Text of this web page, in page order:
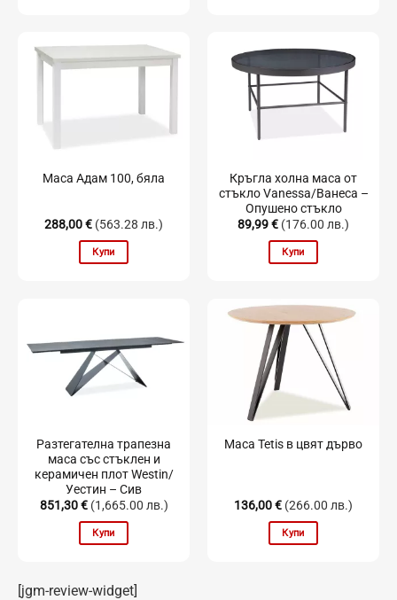
Маса Адам 100, бяла
288,00€ (563.28 лв.)
Купи
Кръгла холна маса от
стъкло Vanessa/Ванеса –
Опушено стъкло
89,99€ (176.00 лв.)
Купи
Разтегателна трапезна
маса със стъклен и
керамичен плот Westin/
Уестин – Сив
851,30€ (1,665.00 лв.)
Купи
Маса Tetis в цвят дърво
136,00€ (266.00 лв.)
Купи
[jgm-review-widget]